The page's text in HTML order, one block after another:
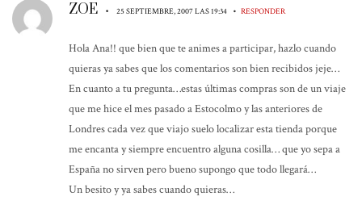
ZOE • 25 SEPTIEMBRE, 2007 LAS 19:34 • RESPONDER
Hola Ana!! que bien que te animes a participar, hazlo cuando
quieras ya sabes que los comentarios son bien recibidos jeje…
En cuanto a tu pregunta…estas últimas compras son de un viaje
que me hice el mes pasado a Estocolmo y las anteriores de
Londres cada vez que viajo suelo localizar esta tienda porque
me encanta y siempre encuentro alguna cosilla… que yo sepa a
España no sirven pero bueno supongo que todo llegará…
Un besito y ya sabes cuando quieras…